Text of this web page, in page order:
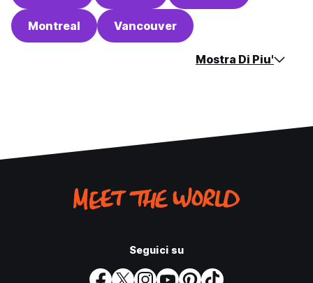
Montreal Vancouver
Mostra Di Piu'
Seguici su